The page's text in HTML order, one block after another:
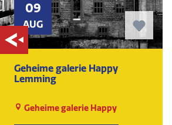
09
AUG
Geheime galerie Happy
Lemming
Geheime galerie Happy